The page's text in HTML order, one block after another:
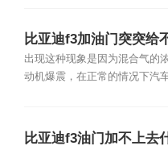
比亚迪f3加油门突突给
因
出现这种现象是因为混合气的
动机爆震，在正常的情况下汽
比亚迪f3油门加不上去